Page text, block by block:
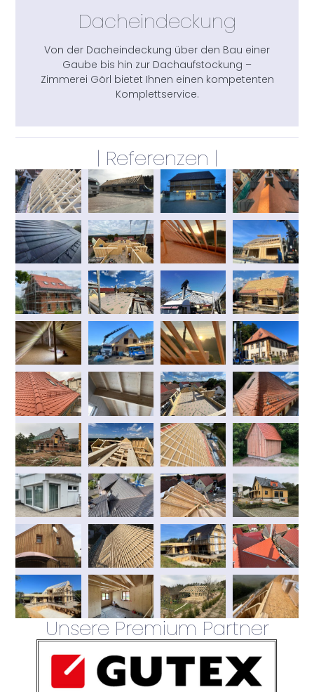
Dacheindeckung
Von der Dacheindeckung über den Bau einer
Gaube bis hin zur Dachaufstockung –
Zimmerei Görl bietet Ihnen einen kompetenten
Komplettservice.
| Referenzen |
Unsere Premium Partner